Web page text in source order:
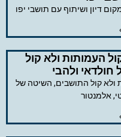
דיון ושיתוף עם תושבי יפו
העמותות ולא קול
ולהבי
ולא קול התושבים, השיטה של
אלמנטור